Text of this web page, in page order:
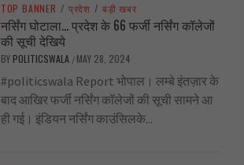
TOP BANNER / प्रदेश / बड़ी खबर
नर्सिंग घोटाला… प्रदेश के 66 फर्जी नर्सिंग कॉलेजों
की सूची देखिये
BY POLITICSWALA / MAY 28, 2024
#politicswala Report भोपाल। लम्बे इंतज़ार के
बाद आखिर फर्जी नर्सिंग कॉलेजों की सूची सामने आ
ही गई। इंडियन नर्सिंग काउंसिलके...